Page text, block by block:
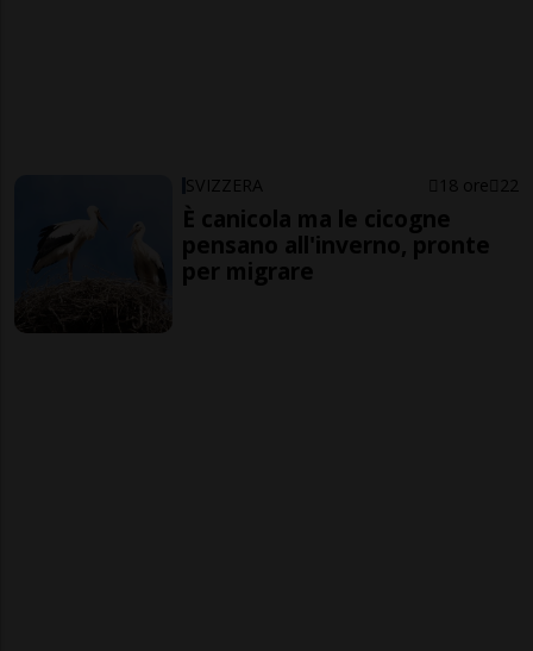
SVIZZERA 18 ore 22
È canicola ma le cicogne
pensano all'inverno, pronte
per migrare